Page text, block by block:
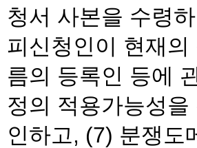
청서 사본을 수령
피신청인이 현재
름의 등록인 등에
정의 적용가능성
인하고, (7) 분쟁도